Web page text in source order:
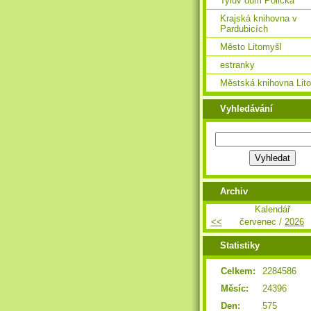
Krajská knihovna v
Pardubicích
Město Litomyšl
estranky
Městská knihovna
Vyhledávání
Archiv
Kalendář
<<
červenec / 2026
Statistiky
Celkem:
2284586
Měsíc:
24396
Den:
575